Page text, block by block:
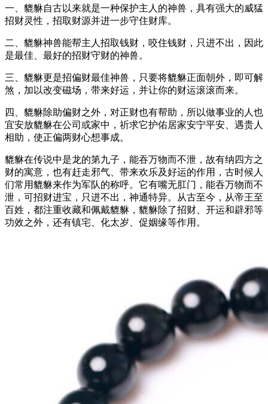
一、貔貅自古以来就是一种保护主人的神兽，具有强大的威猛
招财灵性，招取财源并进一步守住财库。
二、貔貅神兽能帮主人招取钱财，咬住钱财，只进不出，因此
是最佳、最好的招财守财的神兽。
三、貔貅更是招偏财最佳神兽，只要将貔貅正面朝外，即可解
煞，加以改变磁场，带来好运，并让你的财运滚滚而来。
四、貔貅除助偏财之外，对正财也有帮助，所以做事业的人也
宜安放貔貅在公司或家中，祈求它护佑居家安宁平安、遇贵人
相助，使正偏两财心想事成。
貔貅在传说中是龙的第九子，能吞万物而不泄，故有纳四方之
财的寓意，也有赶走邪气、带来欢乐及好运的作用，古时候人
们常用貔貅来作为军队的称呼。它有嘴无肛门，能吞万物而不
泄，可招财进宝，只进不出，神通特异。从古至今，从帝王至
百姓，都注重收藏和佩戴貔貅，貔貅除了招财、开运和辟邪等
功效之外，还有镇宅、化太岁、促姻缘等作用。